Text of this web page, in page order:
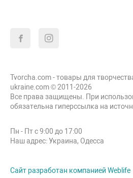
Tvorcha.com - товары для
ukraine.com © 2011-2026
Все права защищены. При
обязательна гиперссылка на
Пн - Пт с 9:00 до 17:00
Наш адрес: Украина, Одесса
Сайт разработан компанией Weblife